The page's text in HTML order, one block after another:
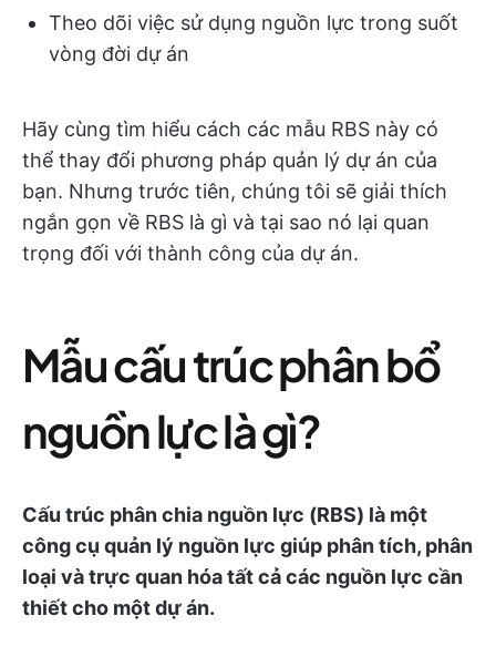
Theo dõi việc sử dụng nguồn lực trong suốt
vòng đời dự án
Hãy cùng tìm hiểu cách các mẫu RBS này có
thể thay đổi phương pháp quản lý dự án của
bạn. Nhưng trước tiên, chúng tôi sẽ giải thích
ngắn gọn về RBS là gì và tại sao nó lại quan
trọng đối với thành công của dự án.
Mẫu cấu trúc phân bổ
nguồn lực là gì?
Cấu trúc phân chia nguồn lực (RBS) là một
công cụ quản lý nguồn lực giúp phân tích, phân
loại và trực quan hóa tất cả các nguồn lực cần
thiết cho một dự án.